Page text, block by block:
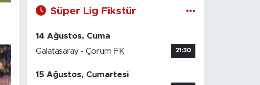
Süper Lig Fikstür
14 Ağustos, Cuma
Galatasaray - Çorum FK
21:30
15 Ağustos, Cumartesi